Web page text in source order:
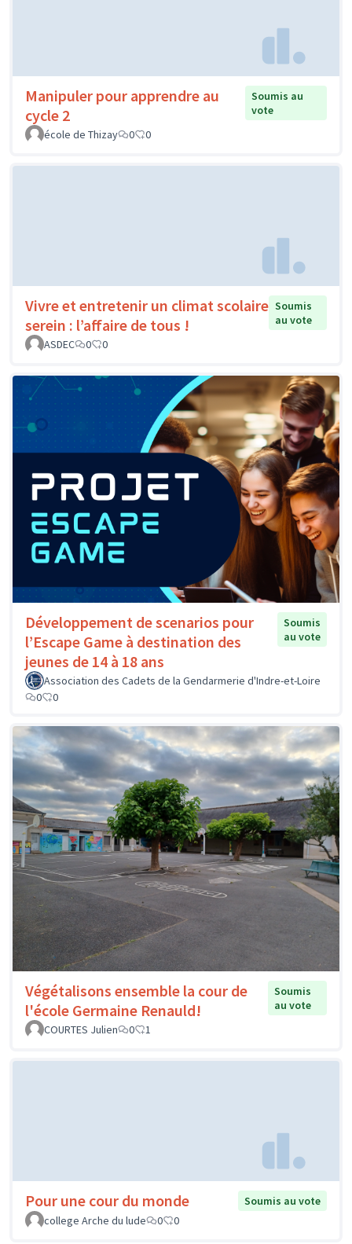
Manipuler pour apprendre au
cycle 2
Soumis au
vote
école de Thizay
0 0
Vivre et entretenir un climat scolaire
serein : l’affaire de tous !
Soumis
au vote
ASDEC
0 0
Développement de scenarios pour
l’Escape Game à destination des
jeunes de 14 à 18 ans
Soumis
au vote
Association des Cadets de la Gendarmerie d'Indre-et-Loire
0
0
Végétalisons ensemble la cour de
l'école Germaine Renauld!
Soumis
au vote
COURTES Julien
0 1
Pour une cour du monde
Soumis au vote
college Arche du lude
0 0